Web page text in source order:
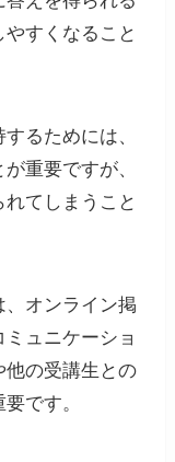
すくなること
るためには、
重要ですが、
てしまうこと
、オンライン掲
ュニケーショ
他の受講生との
です。